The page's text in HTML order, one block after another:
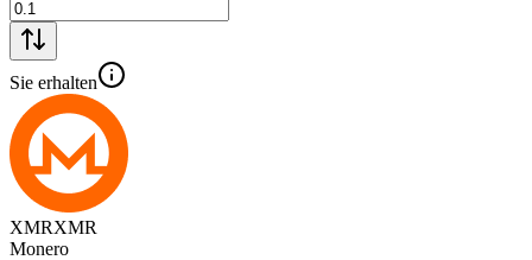
Sie erhalten
XMRXMR
Monero